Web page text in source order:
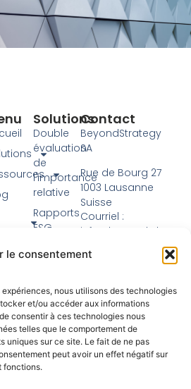
le consentement
nous utilisons des technologies
et/ou accéder aux informations
consentir à ces technologies nous
telles que le comportement de
uniques sur ce site. Le fait de ne pas
peut avoir un effet négatif sur
fonctions.
Solutions
Double
évaluation
de
l'importance
relative
Rapports
ESG
Accompagnement
d’Experts
Contact
BeyondStrategy
SA
Rue de Bourg 27
1003 Lausanne
Suisse
Courriel :
info@beyond.ch
Tél : +41 21 217 91 76
web principal